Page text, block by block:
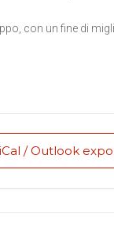
con un fine di
/ Outlook